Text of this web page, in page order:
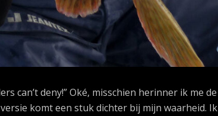
can’t deny!” Oké, misschien herinner ik me de
komt een stuk dichter bij mijn waarheid. Ik